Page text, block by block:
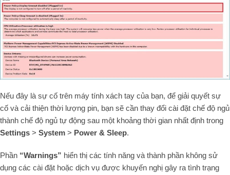
Nếu đây là sự cố trên máy tính xách tay của bạn, để giải quyết sự
cố và cải thiện thời lượng pin, bạn sẽ cần thay đổi cài đặt chế độ ngủ
thành chế độ ngủ tự động sau một khoảng thời gian nhất định trong
Settings > System > Power & Sleep.
Phần “Warnings” hiển thị các tính năng và thành phần không sử
dụng các cài đặt hoặc dịch vụ được khuyến nghị gây ra tình trạng